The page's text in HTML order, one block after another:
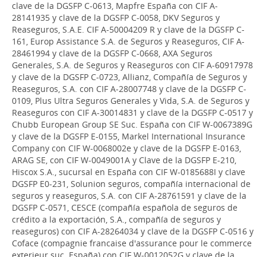
clave de la DGSFP C-0613, Mapfre España con CIF A-
28141935 y clave de la DGSFP C-0058, DKV Seguros y
Reaseguros, S.A.E. CIF A-50004209 R y clave de la DGSFP C-
161, Europ Assistance S.A. de Seguros y Reaseguros, CIF A-
28461994 y clave de la DGSFP C-0668, AXA Seguros
Generales, S.A. de Seguros y Reaseguros con CIF A-60917978
y clave de la DGSFP C-0723, Allianz, Compañía de Seguros y
Reaseguros, S.A. con CIF A-28007748 y clave de la DGSFP C-
0109, Plus Ultra Seguros Generales y Vida, S.A. de Seguros y
Reaseguros con CIF A-30014831 y clave de la DGSFP C-0517 y
Chubb European Group SE Suc. España con CIF W-0067389G
y clave de la DGSFP E-0155, Markel International Insurance
Company con CIF W-0068002e y clave de la DGSFP E-0163,
ARAG SE, con CIF W-0049001A y Clave de la DGSFP E-210,
Hiscox S.A., sucursal en España con CIF W-0185688I y clave
DGSFP E0-231, Solunion seguros, compañía internacional de
seguros y reaseguros, S.A. con CIF A-28761591 y clave de la
DGSFP C-0571, CESCE (compañía española de seguros de
crédito a la exportación, S.A., compañía de seguros y
reaseguros) con CIF A-28264034 y clave de la DGSFP C-0516 y
Coface (compagnie francaise d'assurance pour le commerce
exterieur suc. España) con CIF W-0012052G y clave de la